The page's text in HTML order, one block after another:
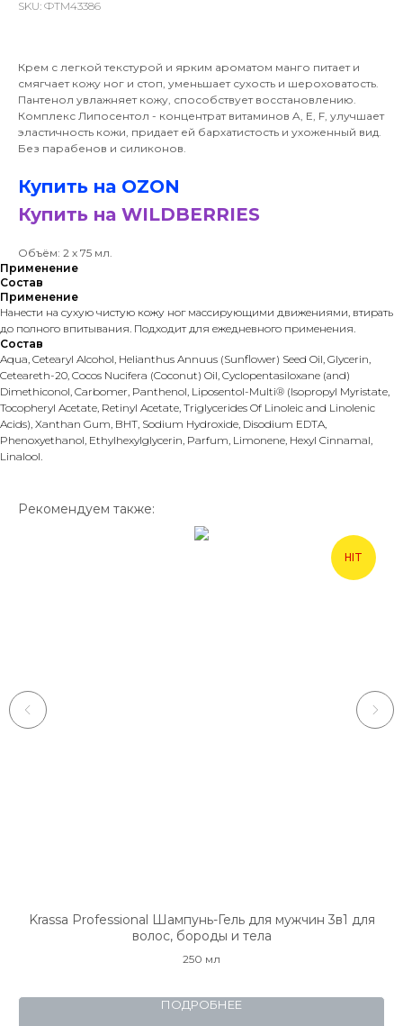
SKU: ФТМ43386
Крем с легкой текстурой и ярким ароматом манго питает и
смягчает кожу ног и стоп, уменьшает сухость и шероховатость.
Пантенол увлажняет кожу, способствует восстановлению.
Комплекс Липосентол - концентрат витаминов A, E, F, улучшает
эластичность кожи, придает ей бархатистость и ухоженный вид.
Без парабенов и силиконов.
Купить на OZON
Купить на WILDBERRIES
Объём: 2 х 75 мл.
Применение
Состав
Применение
Нанести на сухую чистую кожу ног массирующими движениями, втирать
до полного впитывания. Подходит для ежедневного применения.
Состав
Aqua, Cetearyl Alcohol, Helianthus Annuus (Sunflower) Seed Oil, Glycerin,
Ceteareth-20, Cocos Nucifera (Coconut) Oil, Cyclopentasiloxane (аnd)
Dimethiconol, Carbomer, Panthenol, Liposentol-Multi® (Isopropyl Myristate,
Tocopheryl Acetate, Retinyl Acetate, Triglycerides Of Linoleic and Linolenic
Acids), Xanthan Gum, BHT, Sodium Hydroxide, Disodium EDTA,
Phenoxyethanol, Ethylhexylglycerin, Parfum, Limonene, Hexyl Cinnamal,
Linalool.
Рекомендуем также:
HIT
Krassa Professional Шампунь-Гель для мужчин 3в1 для
волос, бороды и тела
250 мл
ПОДРОБНЕЕ